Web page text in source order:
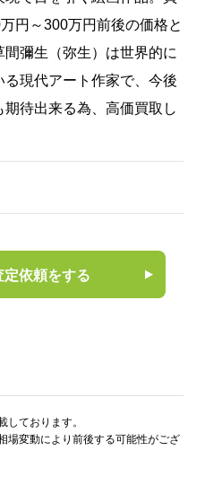
円～300万円前後の価格と
間彌生（弥生）は世界的に
る現代アート作家で、今後
期待出来る為、高価買取し
定依頼をする
ております。
場変動により前後する可能性がござ